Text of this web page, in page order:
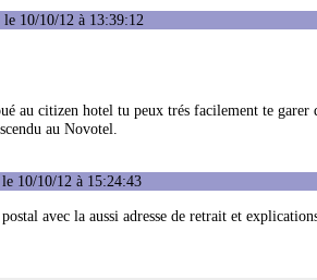
10/10/12 à 13:39:12
au citizen hotel tu peux trés facilement te garer
au Novotel.
10/10/12 à 15:24:43
avec la aussi adresse de retrait et explications